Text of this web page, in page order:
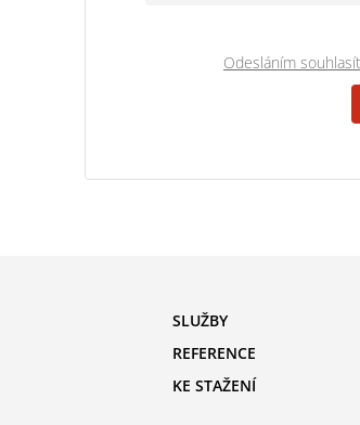
Odesláním
SLUŽBY
REFERENCE
KE STAŽENÍ